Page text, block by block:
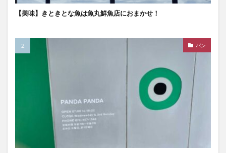
【美味】きときとな魚は魚丸鮮魚店におまかせ！
パン